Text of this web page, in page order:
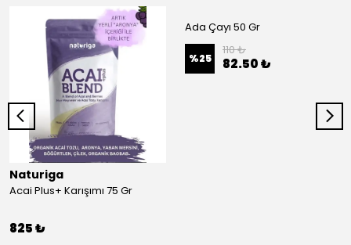
Naturiga
Acai Plus+ Karışımı 75 Gr
825 ₺
Ada Çayı 50 Gr
%25
110 ₺
82.50 ₺